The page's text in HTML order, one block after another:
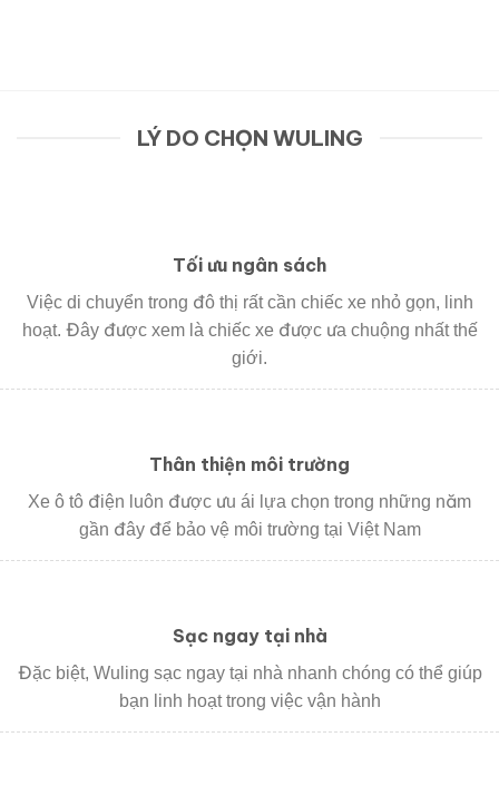
LÝ DO CHỌN WULING
Tối ưu ngân sách
Việc di chuyển trong đô thị rất cần chiếc xe nhỏ gọn, linh
hoạt. Đây được xem là chiếc xe được ưa chuộng nhất thế
giới.
Thân thiện môi trường
Xe ô tô điện luôn được ưu ái lựa chọn trong những năm
gần đây để bảo vệ môi trường tại Việt Nam
Sạc ngay tại nhà
Đặc biệt, Wuling sạc ngay tại nhà nhanh chóng có thể giúp
bạn linh hoạt trong việc vận hành